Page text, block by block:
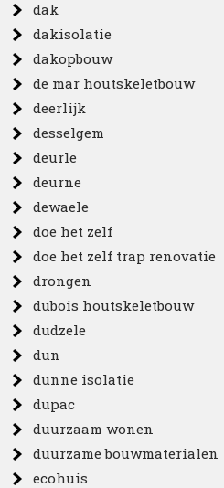
dak
dakisolatie
dakopbouw
de mar houtskeletbouw
deerlijk
desselgem
deurle
deurne
dewaele
doe het zelf
doe het zelf trap renovatie
drongen
dubois houtskeletbouw
dudzele
dun
dunne isolatie
dupac
duurzaam wonen
duurzame bouwmaterialen
ecohuis